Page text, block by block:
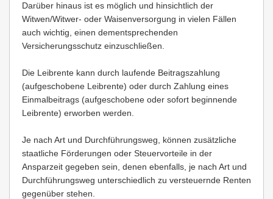
Darüber hinaus ist es möglich und hinsichtlich der
Witwen/Witwer- oder Waisenversorgung in vielen Fällen
auch wichtig, einen dementsprechenden
Versicherungsschutz einzuschließen.
Die Leibrente kann durch laufende Beitragszahlung
(aufgeschobene Leibrente) oder durch Zahlung eines
Einmalbeitrags (aufgeschobene oder sofort beginnende
Leibrente) erworben werden.
Je nach Art und Durchführungsweg, können zusätzliche
staatliche Förderungen oder Steuervorteile in der
Ansparzeit gegeben sein, denen ebenfalls, je nach Art und
Durchführungsweg unterschiedlich zu versteuernde Renten
gegenüber stehen.